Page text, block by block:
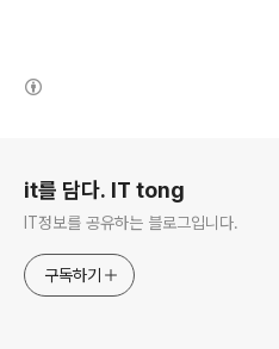
it를 담다. IT tong
IT정보를 공유하는 블로그입니다.
구독하기